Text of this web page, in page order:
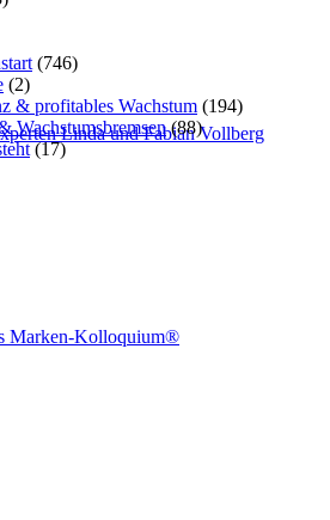
Linda und Fabian Vollberg
Marken-Kolloquium®
(746)
(2)
& profitables Wachstum (194)
Wachstumsbremsen(88)
(17)